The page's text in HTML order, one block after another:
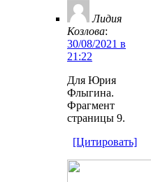
Лидия
Козлова:
30/08/2021 в
21:22
Для Юрия
Флыгина.
Фрагмент
страницы 9.
[Цитировать]